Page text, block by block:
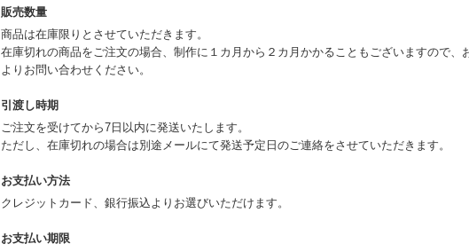
販売数量
商品は在庫限りとさせていただきます。
在庫切れの商品をご注文の場合、制作に１カ月から２カ月かかることもございますので、
よりお問い合わせください。
引渡し時期
ご注文を受けてから7日以内に発送いたします。
ただし、在庫切れの場合は別途メールにて発送予定日のご連絡をさせていただきます。
お支払い方法
クレジットカード、銀行振込よりお選びいただけます。
お支払い期限